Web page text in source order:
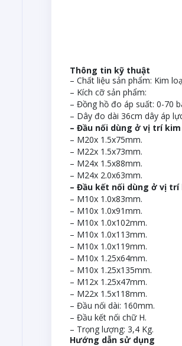
Thông tin kỹ thuật
– Chất liệu sản phẩm: Kim
– Kích cỡ sản phẩm:
– Đồng hồ đo áp suất: 0-70
– Dây đo dài 36cm dây áp
– Đầu nối dùng ở vị trí kim
– M20x 1.5x75mm.
– M22x 1.5x73mm.
– M24x 1.5x88mm.
– M24x 2.0x63mm.
– Đầu kết nối dùng ở vị trí
– M10x 1.0x83mm.
– M10x 1.0x91mm.
– M10x 1.0x102mm.
– M10x 1.0x113mm.
– M10x 1.0x119mm.
– M10x 1.25x64mm.
– M10x 1.25x135mm.
– M12x 1.25x47mm.
– M22x 1.5x118mm.
– Đầu nối dài: 160mm.
– Đầu kết nối chữ H.
– Trọng lượng: 3,4 Kg.
Hướng dẫn sử dụng